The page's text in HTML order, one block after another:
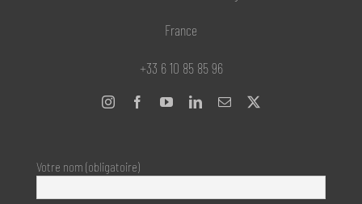
France
+33 6 10 85 85 96
Votre nom (obligatoire)